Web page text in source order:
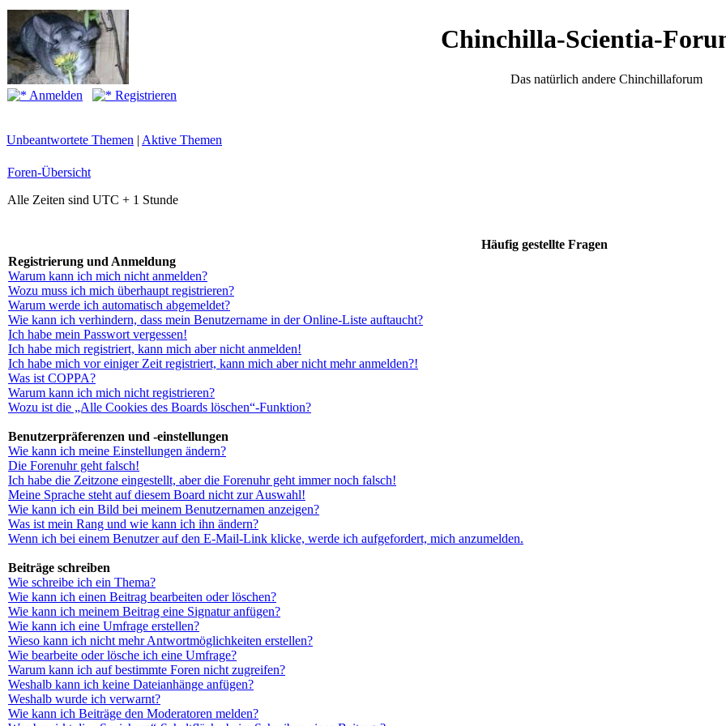
Chinchilla-Scientia-
Das natürlich andere Chinchillaforum
Anmelden
Registrieren
Unbeantwortete Themen | Aktive Themen
Foren-Übersicht
Alle Zeiten sind UTC + 1 Stunde
Häufig gestellte Fragen
Registrierung und Anmeldung
Warum kann ich mich nicht anmelden?
Wozu muss ich mich überhaupt registrieren?
Warum werde ich automatisch abgemeldet?
Wie kann ich verhindern, dass mein Benutzername in der Online-Liste auftaucht?
Ich habe mein Passwort vergessen!
Ich habe mich registriert, kann mich aber nicht anmelden!
Ich habe mich vor einiger Zeit registriert, kann mich aber nicht mehr anmelden?!
Was ist COPPA?
Warum kann ich mich nicht registrieren?
Wozu ist die „Alle Cookies des Boards löschen“-Funktion?
Benutzerpräferenzen und -einstellungen
Wie kann ich meine Einstellungen ändern?
Die Forenuhr geht falsch!
Ich habe die Zeitzone eingestellt, aber die Forenuhr geht immer noch falsch!
Meine Sprache steht auf diesem Board nicht zur Auswahl!
Wie kann ich ein Bild bei meinem Benutzernamen anzeigen?
Was ist mein Rang und wie kann ich ihn ändern?
Wenn ich bei einem Benutzer auf den E-Mail-Link klicke, werde ich aufgefordert, mich anzumelden.
Beiträge schreiben
Wie schreibe ich ein Thema?
Wie kann ich einen Beitrag bearbeiten oder löschen?
Wie kann ich meinem Beitrag eine Signatur anfügen?
Wie kann ich eine Umfrage erstellen?
Wieso kann ich nicht mehr Antwortmöglichkeiten erstellen?
Wie bearbeite oder lösche ich eine Umfrage?
Warum kann ich auf bestimmte Foren nicht zugreifen?
Weshalb kann ich keine Dateianhänge anfügen?
Weshalb wurde ich verwarnt?
Wie kann ich Beiträge den Moderatoren melden?